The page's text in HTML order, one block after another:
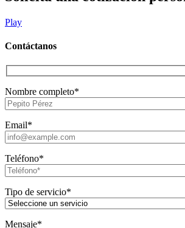
Play
Contáctanos
Nombre completo*
Email*
Teléfono*
Tipo de servicio*
Mensaje*